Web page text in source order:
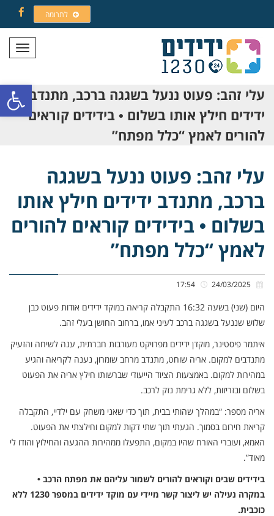
פתח
לתרומה
תפריט
עלי זהב: פעוט ננעל בשגגה ברכב, מתנדב
ידידים חילץ אותו בשלום • בידידים קוראים
להורים לאמץ “כלל מפתח”
עלי זהב: פעוט ננעל בשגגה
ברכב, מתנדב ידידים חילץ אותו
בשלום • בידידים קוראים להורים
לאמץ “כלל מפתח”
היום (שני) בשעה 16:32 התקבלה קריאה במוקד ידידים אודות פעוט כבן
שלוש שננעל בשגגה ברכב לעיני אמו, ברחוב החושן בעלי זהב.
איתמר פיסטינר, מוקדן ידידים מפרויקט מעורבות חברתית, ענה לשיחה והזעיק
מתנדבים למקום. אריה שוחט, מתנדב מרחב שומרון, נענה לקריאה והגיע
במהירות למקום. באמצעות הציוד הייעודי שברשותו חילץ אריה את הפעוט
בשלום ובזריזות, ללא גרימת נזק לרכב.
אריה מספר: “במהלך שהותי בבית, תוך כדי שאני משחק עם ילדיי, התקבלה
קריאת חירום בסמוך. הגעתי תוך שתי דקות למקום וחילצתי את הפעוט.
האמא, ועוברי האורח שהיו במקום, התפעלו ממהירות ההגעה והחילוץ והודו לי
מאוד”.
בידידים שבים וקוראים להורים לשמור עליהם את מפתח הרכב •
במקרה נעילה יש ליצור קשר מיידי עם מוקד ידידים במספר 1230 ללא
כוכבית.